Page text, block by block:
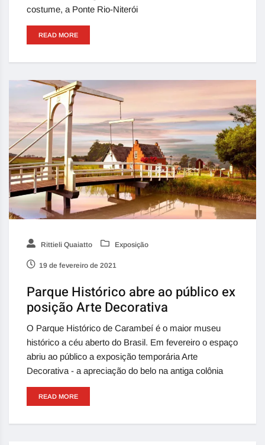
costume, a Ponte Rio-Niterói
READ MORE
Rittieli Quaiatto Exposição
19 de fevereiro de 2021
Parque Histórico abre ao público ex
posição Arte Decorativa
O Parque Histórico de Carambeí é o maior museu
histórico a céu aberto do Brasil. Em fevereiro o espaço
abriu ao público a exposição temporária Arte
Decorativa - a apreciação do belo na antiga colônia
READ MORE